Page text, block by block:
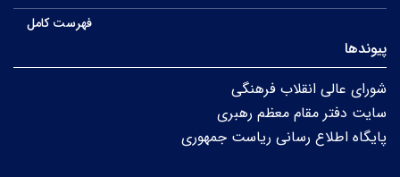
فهرست کامل
پیوندها
شورای عالی انقلاب فرهنگی
سایت دفتر مقام معظم رهبری
پایگاه اطلاع رسانی ریاست جمهوری